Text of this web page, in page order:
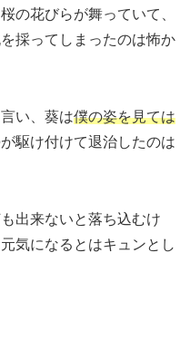
の花びらが舞っていて、
採ってしまったのは怖か
い、葵は僕の姿を見ては
駆け付けて退治したのは
出来ないと落ち込むけ
気になるとはキュンとし